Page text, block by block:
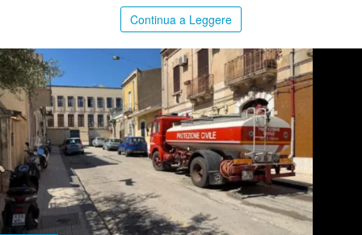
Continua a Leggere